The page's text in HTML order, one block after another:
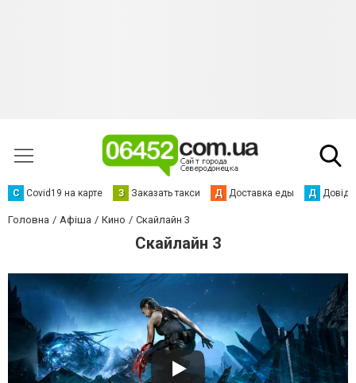
С Сovid19 на карте З Заказать такси Д Доставка еды Д
Головна Афіша Кино Скайлайн 3
Скайлайн 3